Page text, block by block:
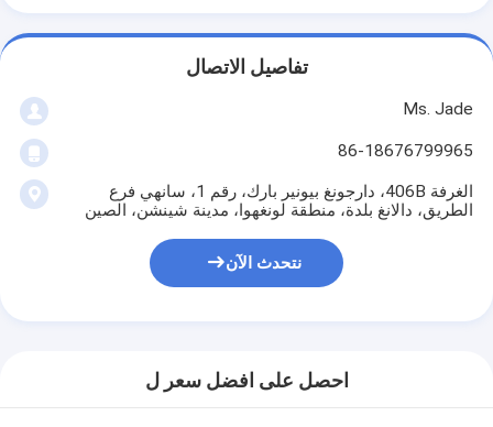
تفاصيل الاتصال
Ms. Jade
86-18676799965
الغرفة 406B، دارجونغ بيونير بارك، رقم 1، سانهي فرع
الطريق، دالانغ بلدة، منطقة لونغهوا، مدينة شينشن، الصين
نتحدث الآن
احصل على افضل سعر ل